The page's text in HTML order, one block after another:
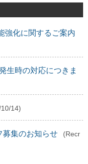
強化に関するご案内
生時の対応につきま
14)
募集のお知らせ
(Recr